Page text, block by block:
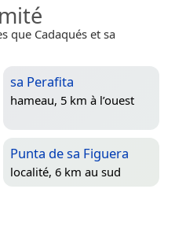
que Cadaqués et sa
sa Perafita
hameau, 5 km à l’ouest
Punta de sa Figuera
localité, 6 km au sud